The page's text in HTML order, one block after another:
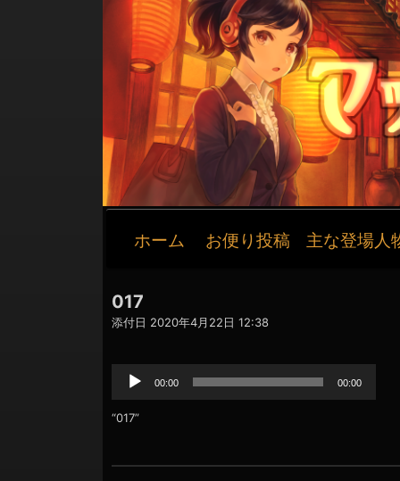
ナ
ビ
ゲ
ー
ョ
ン
ホーム お便り投稿 主な登場人
017
添付日 2020年4月22日 12:38
声
ー
ヤ
00:00 00:00
“017”